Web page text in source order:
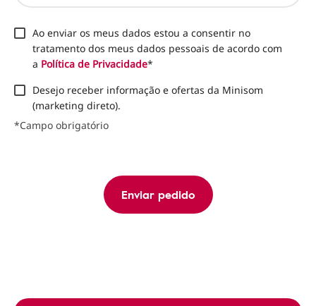
Ao enviar os meus dados estou a consentir no
tratamento dos meus dados pessoais de acordo com
a Política de Privacidade*
Desejo receber informação e ofertas da Minisom
(marketing direto).
*Campo obrigatório
Enviar pedido